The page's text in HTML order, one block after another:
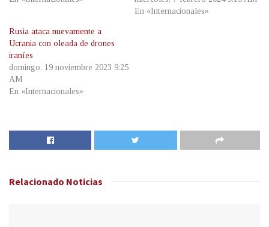
En «Internacionales»
Rusia ataca nuevamente a
Ucrania con oleada de drones
iraníes
domingo, 19 noviembre 2023 9:25
AM
En «Internacionales»
Relacionado Noticias